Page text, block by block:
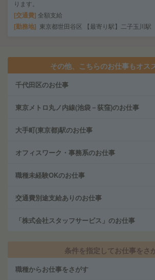
ります。
交通費 全額支給
勤務地 東京都世田谷区 【最寄り駅】二子玉川駅
その他、こちらのお仕事もオス
千代田区のお仕事
東京メトロ丸ノ内線(池袋－荻窪)のお仕事
大手町(東京都)駅のお仕事
オフィスワーク・事務系のお仕事
職種未経験OKのお仕事
交通費別途支給ありのお仕事
「株式会社スタッフサービス」のお仕事
条件を指定してお仕事をさ
職種からお仕事をさがす